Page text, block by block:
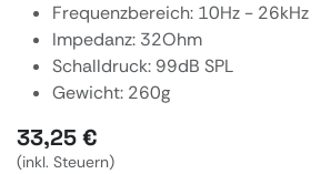
Frequenzbereich: 10Hz - 26kHz
Impedanz: 32Ohm
Schalldruck: 99dB SPL
Gewicht: 260g
33,25€
(inkl. Steuern)